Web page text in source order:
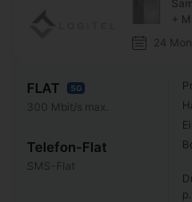
+
24
FLAT 5G
300 Mbit/s max.
Telefon-Flat
SMS-Flat